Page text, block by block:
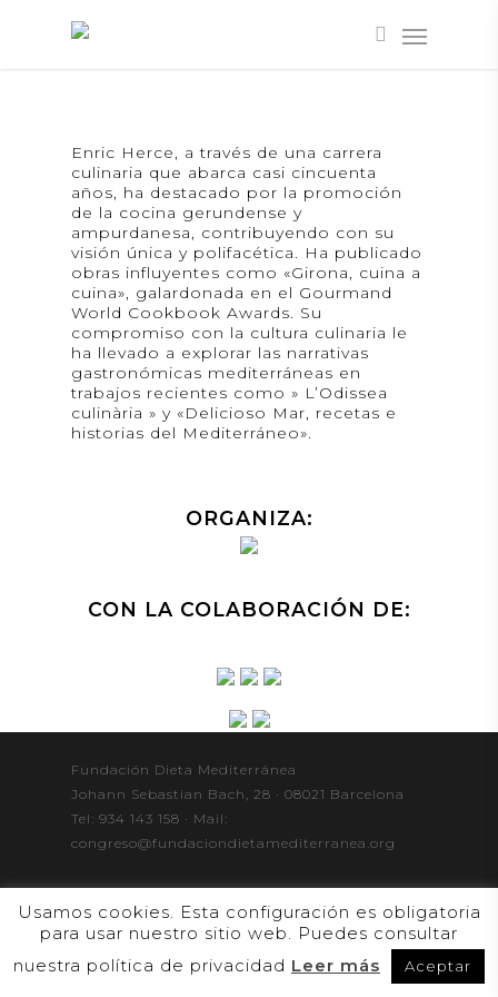
Enric Herce, a través de una carrera
culinaria que abarca casi cincuenta
años, ha destacado por la promoción
de la cocina gerundense y
ampurdanesa, contribuyendo con su
visión única y polifacética. Ha publicado
obras influyentes como «Girona, cuina a
cuina», galardonada en el Gourmand
World Cookbook Awards. Su
compromiso con la cultura culinaria le
ha llevado a explorar las narrativas
gastronómicas mediterráneas en
trabajos recientes como » L’Odissea
culinària » y «Delicioso Mar, recetas e
historias del Mediterráneo».
ORGANIZA:
CON LA COLABORACIÓN DE:
Fundación Dieta Mediterránea
Johann Sebastian Bach, 28 · 08021 Barcelona
Tel: 934 143 158 · Mail:
congreso@fundaciondietamediterranea.org
Usamos cookies. Esta configuración es obligatoria
para usar nuestro sitio web. Puedes consultar
nuestra política de privacidad Leer más Aceptar